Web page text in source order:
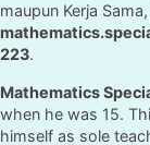
maupun Kerja
223.
Mathematics
when he was 15.
himself as sole